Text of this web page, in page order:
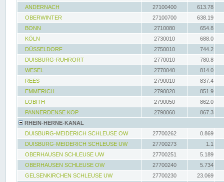
ANDERNACH
27100400
613.78
OBERWINTER
27100700
638.19
BONN
2710080
654.8
KÖLN
2730010
688.0
DÜSSELDORF
2750010
744.2
DUISBURG-RUHRORT
2770010
780.8
WESEL
2770040
814.0
REES
2790010
837.4
EMMERICH
2790020
851.9
LOBITH
2790050
862.0
PANNERDENSE KOP
2790060
867.3
RHEIN-HERNE-KANAL
DUISBURG-MEIDERICH SCHLEUSE OW
27700262
0.869
DUISBURG-MEIDERICH SCHLEUSE UW
27700273
1.1
OBERHAUSEN SCHLEUSE UW
27700251
5.189
OBERHAUSEN SCHLEUSE OW
27700240
5.734
GELSENKIRCHEN SCHLEUSE UW
27700230
23.069